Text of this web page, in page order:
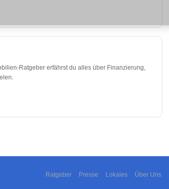
Ratgeber erfährst du alles über Finanzierung,
Ratgeber Presse Lokales Über Uns